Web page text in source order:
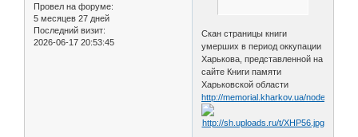
Провел на форуме:
5 месяцев 27 дней
Последний визит:
2026-06-17 20:53:45
Скан страницы книги
умерших в период оккупации
Харькова, представленной на
сайте Книги памяти
Харьковской области
http://memorial.kharkov.ua/node/2189